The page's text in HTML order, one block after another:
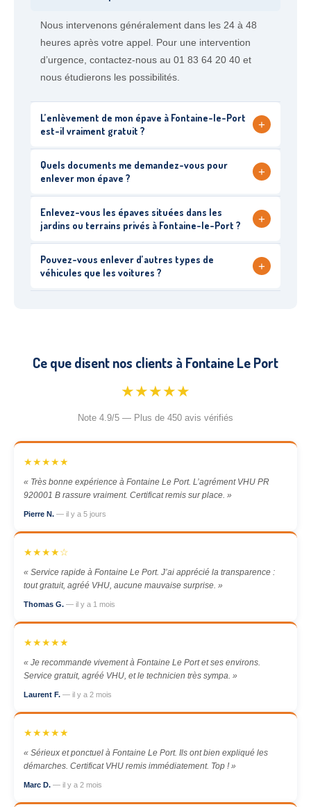
Nous intervenons généralement dans les 24 à 48
heures après votre appel. Pour une intervention
d’urgence, contactez-nous au 01 83 64 20 40 et
nous étudierons les possibilités.
L’enlèvement de mon épave à Fontaine-le-Port
est-il vraiment gratuit ?
+
Quels documents me demandez-vous pour
enlever mon épave ?
+
Enlevez-vous les épaves situées dans les
jardins ou terrains privés à Fontaine-le-Port ?
+
Pouvez-vous enlever d’autres types de
véhicules que les voitures ?
+
Ce que disent nos clients à Fontaine Le Port
★★★★★
Note 4.9/5 — Plus de 450 avis vérifiés
★★★★★
« Très bonne expérience à Fontaine Le Port. L’agrément VHU PR
920001 B rassure vraiment. Certificat remis sur place. »
Pierre N. — il y a 5 jours
★★★★☆
« Service rapide à Fontaine Le Port. J’ai apprécié la transparence :
tout gratuit, agréé VHU, aucune mauvaise surprise. »
Thomas G. — il y a 1 mois
★★★★★
« Je recommande vivement à Fontaine Le Port et ses environs.
Service gratuit, agréé VHU, et le technicien très sympa. »
Laurent F. — il y a 2 mois
★★★★★
« Sérieux et ponctuel à Fontaine Le Port. Ils ont bien expliqué les
démarches. Certificat VHU remis immédiatement. Top ! »
Marc D. — il y a 2 mois